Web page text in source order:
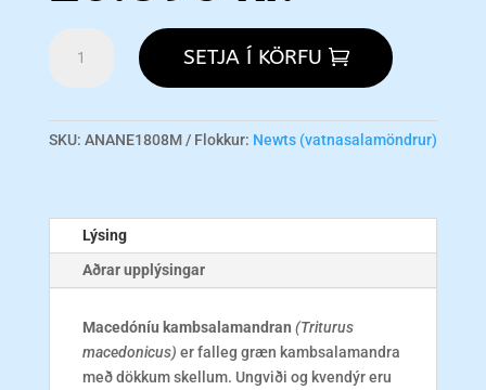
macedonicus
SETJA Í KÖRFU
SKU: ANANE1808M Flokkur: Newts (vatnasalamöndrur)
Lýsing
Aðrar upplýsingar
Macedóníu kambsalamandran (Triturus
macedonicus) er falleg græn kambsalamandra
með dökkum skellum. Ungviði og kvendýr eru